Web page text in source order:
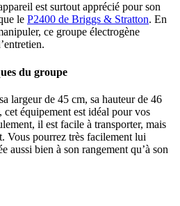
est surtout apprécié pour son
le P2400 de Briggs & Stratton. En
ce groupe électrogène
du groupe
largeur de 45 cm, sa hauteur de 46
équipement est idéal pour vos
il est facile à transporter, mais
Vous pourrez très facilement lui
aussi bien à son rangement qu’à son